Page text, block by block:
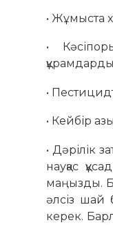
• Жұмыста
•
•
• Кейбір
• Дәрілік
науқас
маңызды.
әлсіз шай
керек.